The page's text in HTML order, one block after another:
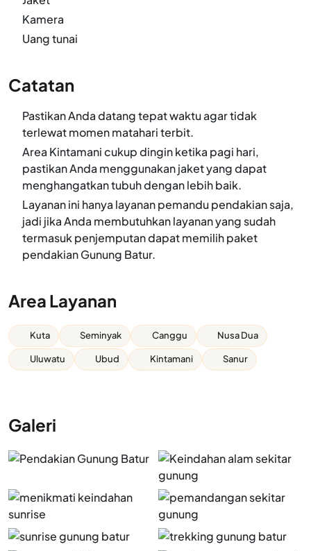
Kamera
Uang tunai
Catatan
Pastikan Anda datang tepat waktu agar tidak
terlewat momen matahari terbit.
Area Kintamani cukup dingin ketika pagi hari,
pastikan Anda menggunakan jaket yang dapat
menghangatkan tubuh dengan lebih baik.
Layanan ini hanya layanan pemandu pendakian saja,
jadi jika Anda membutuhkan layanan yang sudah
termasuk penjemputan dapat memilih paket
pendakian Gunung Batur.
Area Layanan
Kuta Seminyak Canggu Nusa Dua
Uluwatu Ubud Kintamani Sanur
Galeri